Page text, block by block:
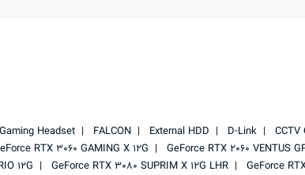
CCTV
D-Link
External HDD
FALCON
Gaming Headset
GeForce RTX 2060 VENTUS
RTX 3060 GAMING X 12G
GeForce
GeForce RTX 3080 SUPRIM X 12G LHR
12G